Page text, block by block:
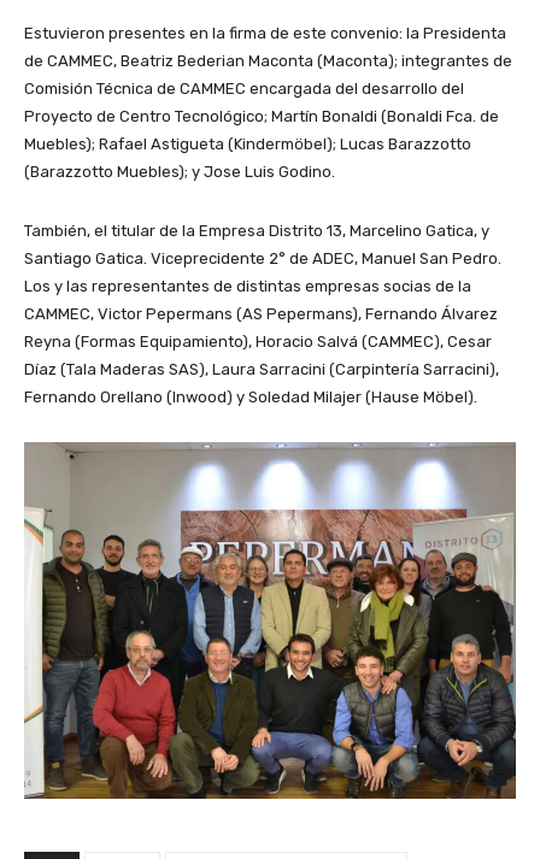
Estuvieron presentes en la firma de este convenio: la Presidenta
de CAMMEC, Beatriz Bederian Maconta (Maconta); integrantes de
Comisión Técnica de CAMMEC encargada del desarrollo del
Proyecto de Centro Tecnológico; Martín Bonaldi (Bonaldi Fca. de
Muebles); Rafael Astigueta (Kindermöbel); Lucas Barazzotto
(Barazzotto Muebles); y Jose Luis Godino.
También, el titular de la Empresa Distrito 13, Marcelino Gatica, y
Santiago Gatica. Viceprecidente 2° de ADEC, Manuel San Pedro.
Los y las representantes de distintas empresas socias de la
CAMMEC, Victor Pepermans (AS Pepermans), Fernando Álvarez
Reyna (Formas Equipamiento), Horacio Salvá (CAMMEC), Cesar
Díaz (Tala Maderas SAS), Laura Sarracini (Carpintería Sarracini),
Fernando Orellano (Inwood) y Soledad Milajer (Hause Möbel).